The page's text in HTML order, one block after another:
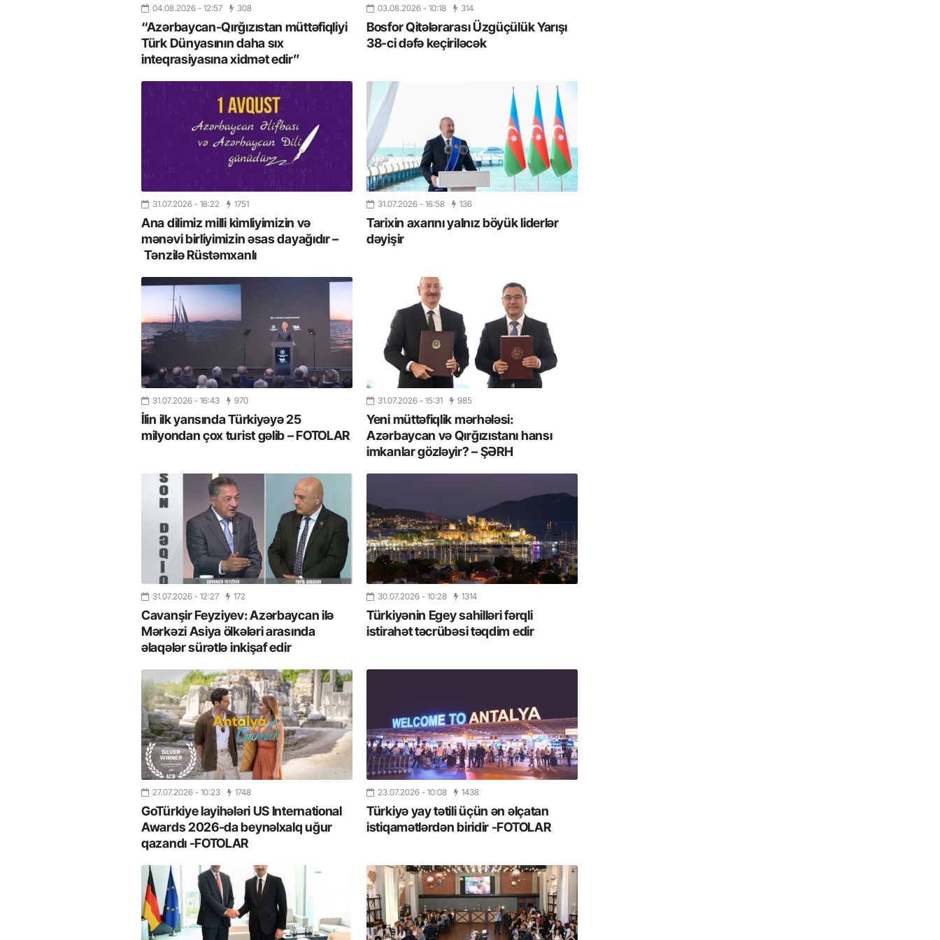
04.08.2026 - 12:57 308
“Azərbaycan-Qırğızıstan müttəfiqliyi
Türk Dünyasının daha sıx
inteqrasiyasına xidmət edir”
03.08.2026 - 10:18 314
Bosfor Qitələrarası Üzgüçülük Yarışı
38-ci dəfə keçiriləcək
31.07.2026 - 18:22 1751
Ana dilimiz milli kimliyimizin və
mənəvi birliyimizin əsas dayağıdır –
Tənzilə Rüstəmxanlı
31.07.2026 - 16:58 136
Tarixin axarını yalnız böyük liderlər
dəyişir
31.07.2026 - 16:43 970
İlin ilk yarısında Türkiyəyə 25
milyondan çox turist gəlib – FOTOLAR
31.07.2026 - 15:31 985
Yeni müttəfiqlik mərhələsi:
Azərbaycan və Qırğızıstanı hansı
imkanlar gözləyir? – ŞƏRH
31.07.2026 - 12:27 172
Cavanşir Feyziyev: Azərbaycan ilə
Mərkəzi Asiya ölkələri arasında
əlaqələr sürətlə inkişaf edir
30.07.2026 - 10:28 1314
Türkiyənin Egey sahilləri fərqli
istirahət təcrübəsi təqdim edir
27.07.2026 - 10:23 1748
GoTürkiye layihələri US International
Awards 2026-da beynəlxalq uğur
qazandı -FOTOLAR
23.07.2026 - 10:08 1438
Türkiyə yay tətili üçün ən əlçatan
istiqamətlərdən biridir -FOTOLAR